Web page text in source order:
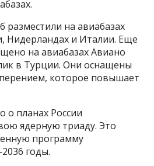
разместили на авиабазах
Нидерландах и Италии. Еще
на авиабазах Авиано
в Турции. Они оснащены
которое повышает
о планах России
ядерную триаду. Это
программу
годы.